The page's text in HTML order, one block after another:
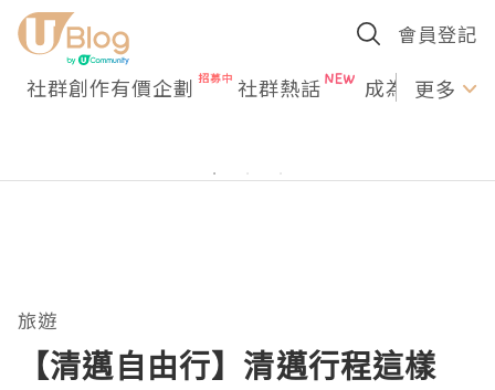
會員登記
社群創作有價企劃 社群熱話 成為U更多
旅遊
【清邁自由行】清邁行程這樣